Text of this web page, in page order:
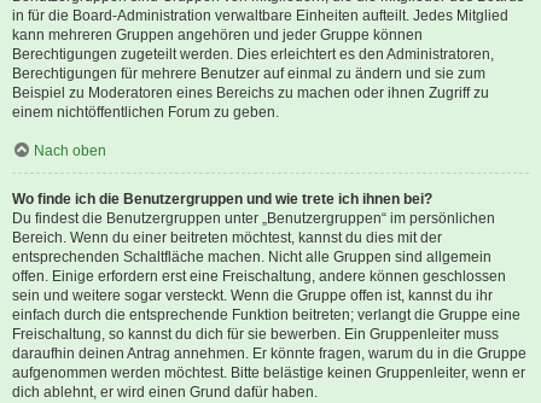
in für die Board-Administration verwaltbare Einheiten aufteilt. Jedes Mitglied
kann mehreren Gruppen angehören und jeder Gruppe können
Berechtigungen zugeteilt werden. Dies erleichtert es den Administratoren,
Berechtigungen für mehrere Benutzer auf einmal zu ändern und sie zum
Beispiel zu Moderatoren eines Bereichs zu machen oder ihnen Zugriff zu
einem nichtöffentlichen Forum zu geben.
Nach oben
Wo finde ich die Benutzergruppen und wie trete ich ihnen bei?
Du findest die Benutzergruppen unter „Benutzergruppen“ im persönlichen
Bereich. Wenn du einer beitreten möchtest, kannst du dies mit der
entsprechenden Schaltfläche machen. Nicht alle Gruppen sind allgemein
offen. Einige erfordern erst eine Freischaltung, andere können geschlossen
sein und weitere sogar versteckt. Wenn die Gruppe offen ist, kannst du ihr
einfach durch die entsprechende Funktion beitreten; verlangt die Gruppe eine
Freischaltung, so kannst du dich für sie bewerben. Ein Gruppenleiter muss
daraufhin deinen Antrag annehmen. Er könnte fragen, warum du in die Gruppe
aufgenommen werden möchtest. Bitte belästige keinen Gruppenleiter, wenn er
dich ablehnt, er wird einen Grund dafür haben.